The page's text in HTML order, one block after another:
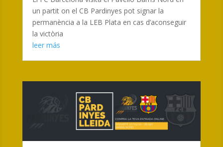
un partit on el CB Pardinyes pot signar la
permanència a la LEB Plata en cas d’aconseguir
la victòria
leer más